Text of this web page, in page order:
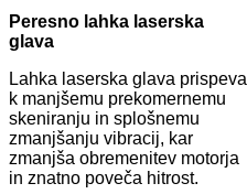
Peresno lahka laserska
glava
Lahka laserska glava prispeva
k manjšemu prekomernemu
skeniranju in splošnemu
zmanjšanju vibracij, kar
zmanjša obremenitev motorja
in znatno poveča hitrost.